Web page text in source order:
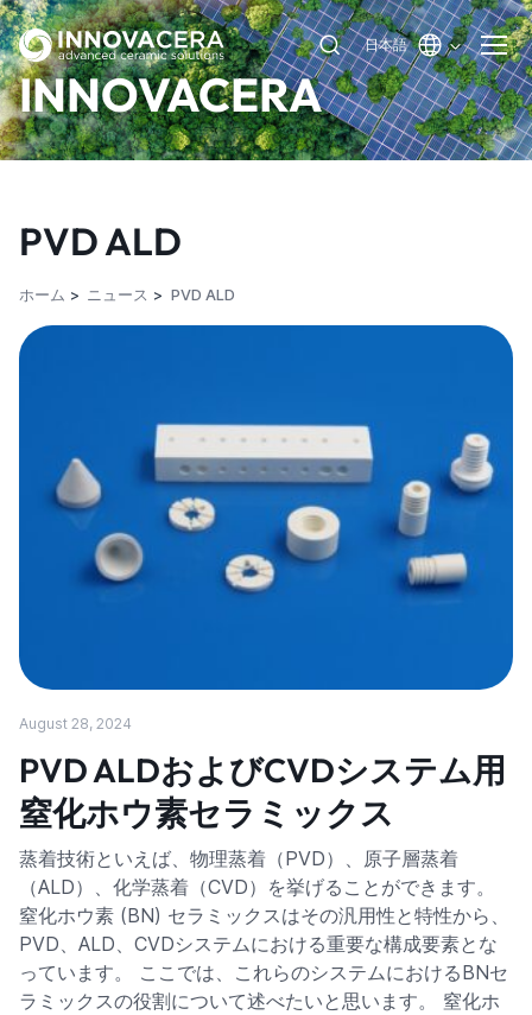
日本語
INNOVACERA
PVD ALD
ホーム ニュース PVD ALD
August 28, 2024
PVD ALDおよびCVDシステム用
窒化ホウ素セラミックス
蒸着技術といえば、物理蒸着（PVD）、原子層蒸着
（ALD）、化学蒸着（CVD）を挙げることができます。
窒化ホウ素 (BN) セラミックスはその汎用性と特性から、
PVD、ALD、CVDシステムにおける重要な構成要素とな
っています。 ここでは、これらのシステムにおけるBNセ
ラミックスの役割について述べたいと思います。 窒化ホ